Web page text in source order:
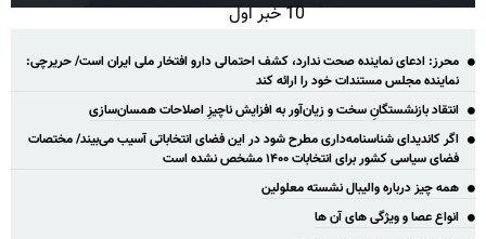
10 خبر اول
محرز: ادعای نماینده صحت ندارد، کشف احتمالی دارو افتخار ملی ایران است/ حریرچی:
نماینده مجلس مستندات خود را ارائه کند
انتقاد بازنشستگانِ سخت و زیان‌آور به افزایش ناچیزِ اصلاحات همسان‌سازی
اگر کاندیدای شناسنامه‌‎داری مطرح شود در این فضای انتخاباتی آسیب می‌بیند/ مختصات
فضای سیاسی کشور برای انتخابات ۱۴۰۰ مشخص نشده است
همه چیز درباره والیبال نشسته معلولین
انواع عصا و ویژگی های آن ها